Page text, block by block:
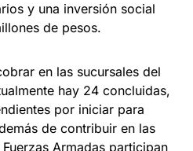
y una inversión social
de pesos.
en las sucursales del
hay 24 concluidas,
por iniciar para
de contribuir en las
Armadas participan